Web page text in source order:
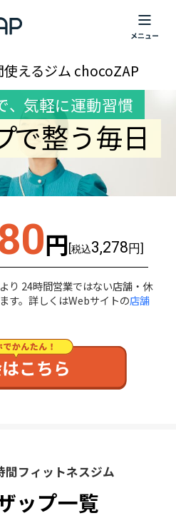
えるジム chocoZAP
、 気軽に運動習慣
で整う毎日
円[税込3,278円]
り 24時間営業ではない店舗・休
す。詳しくはWebサイトの店舗
間フィットネスジム
ップ一覧